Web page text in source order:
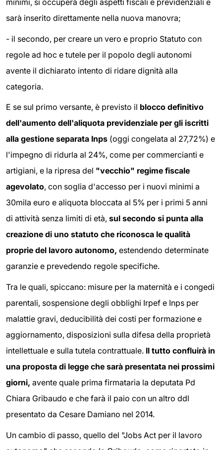
minimi, si occuperà degli aspetti fiscali e previdenziali e
sarà inserito direttamente nella nuova manovra;
- il secondo, per creare un vero e proprio Statuto con
regole ad hoc e tutele per il popolo degli autonomi
avente il dichiarato intento di ridare dignità alla
categoria.
E se sul primo versante, è previsto il blocco definitivo
dell'aumento dell'aliquota previdenziale per gli iscritti
alla gestione separata Inps (oggi congelata al 27,72%) e
l'impegno di ridurla al 24%, come per commercianti e
artigiani, e la ripresa del "vecchio" regime fiscale
agevolato, con soglia d'accesso per i nuovi minimi a
30mila euro e aliquota bloccata al 5% per i primi 5 anni
di attività senza limiti di età, sul secondo si punta alla
creazione di uno statuto che riconosca le qualità
proprie del lavoro autonomo, estendendo determinate
garanzie e prevedendo regole specifiche.
Tra le quali, spiccano: misure per la maternità e i congedi
parentali, sospensione degli obblighi Irpef e Inps per
malattie gravi, deducibilità dei costi per formazione e
aggiornamento, disposizioni sulla difesa della proprietà
intellettuale e sulla tutela contrattuale. Il tutto confluirà in
una proposta di legge che sarà presentata nei prossimi
giorni, avente quale prima firmataria la deputata Pd
Chiara Gribaudo e che farà il paio con un altro ddl
presentato da Cesare Damiano nel 2014.
Un cambio di passo, quello del "Jobs Act per il lavoro